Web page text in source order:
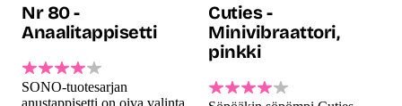
Nr 80 -
Anaalitappisetti
SONO-tuotesarjan
anustappisetti on oiva valinta
Cuties -
Minivibraattori,
pinkki